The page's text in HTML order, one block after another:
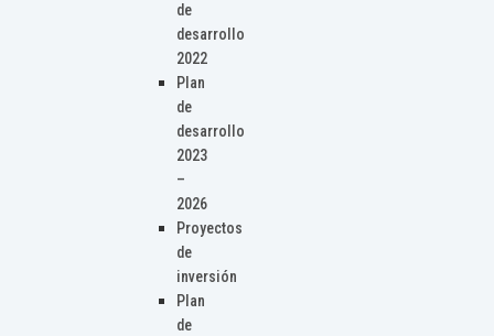
de
desarrollo
2022
Plan
de
desarrollo
2023
–
2026
Proyectos
de
inversión
Plan
de